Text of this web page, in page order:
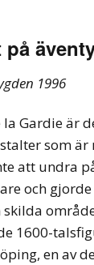
på
1996
Gardie är
som är
att undra
och
1600-
en av